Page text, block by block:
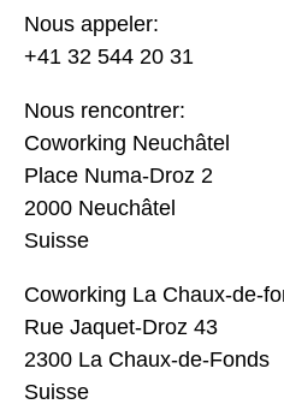
Nous appeler:
+41 32 544 20 31
Nous rencontrer:
Coworking Neuchâtel
Place Numa-Droz 2
2000 Neuchâtel
Suisse
Coworking La Chaux-de-
Rue Jaquet-Droz 43
2300 La Chaux-de-Fonds
Suisse